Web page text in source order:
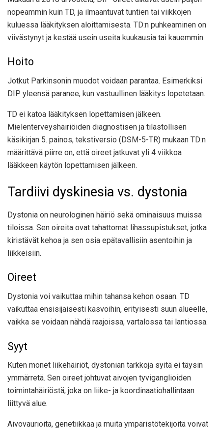
nopeammin kuin TD, ja ilmaantuvat tuntien tai viikkojen
kuluessa lääkityksen aloittamisesta. TD:n puhkeaminen on
viivästynyt ja kestää usein useita kuukausia tai kauemmin.
Hoito
Jotkut Parkinsonin muodot voidaan parantaa. Esimerkiksi
DIP yleensä paranee, kun vastuullinen lääkitys lopetetaan.
TD ei katoa lääkityksen lopettamisen jälkeen.
Mielenterveyshäiriöiden diagnostisen ja tilastollisen
käsikirjan 5. painos, tekstiversio (DSM-5-TR) mukaan TD:n
määrittävä piirre on, että oireet jatkuvat yli 4 viikkoa
lääkkeen käytön lopettamisen jälkeen.
Tardiivi dyskinesia vs. dystonia
Dystonia on neurologinen häiriö sekä ominaisuus muissa
tiloissa. Sen oireita ovat tahattomat lihassupistukset, jotka
kiristävät kehoa ja sen osia epätavallisiin asentoihin ja
liikkeisiin.
Oireet
Dystonia voi vaikuttaa mihin tahansa kehon osaan. TD
vaikuttaa ensisijaisesti kasvoihin, erityisesti suun alueelle,
vaikka se voidaan nähdä raajoissa, vartalossa tai lantiossa.
Syyt
Kuten monet liikehäiriöt, dystonian tarkkoja syitä ei täysin
ymmärretä. Sen oireet johtuvat aivojen tyviganglioiden
toimintahäiriöstä, joka on liike- ja koordinaatiohallintaan
liittyvä alue.
Aivovaurioita, genetiikkaa ja muita ympäristötekijöitä voivat